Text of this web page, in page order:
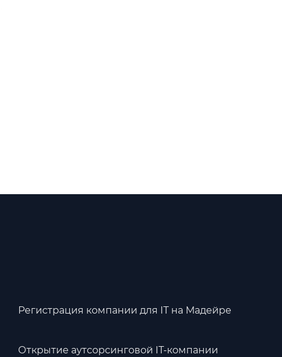
Регистрация компании для IT на Мадейре
Открытие аутсорсинговой IT-компании